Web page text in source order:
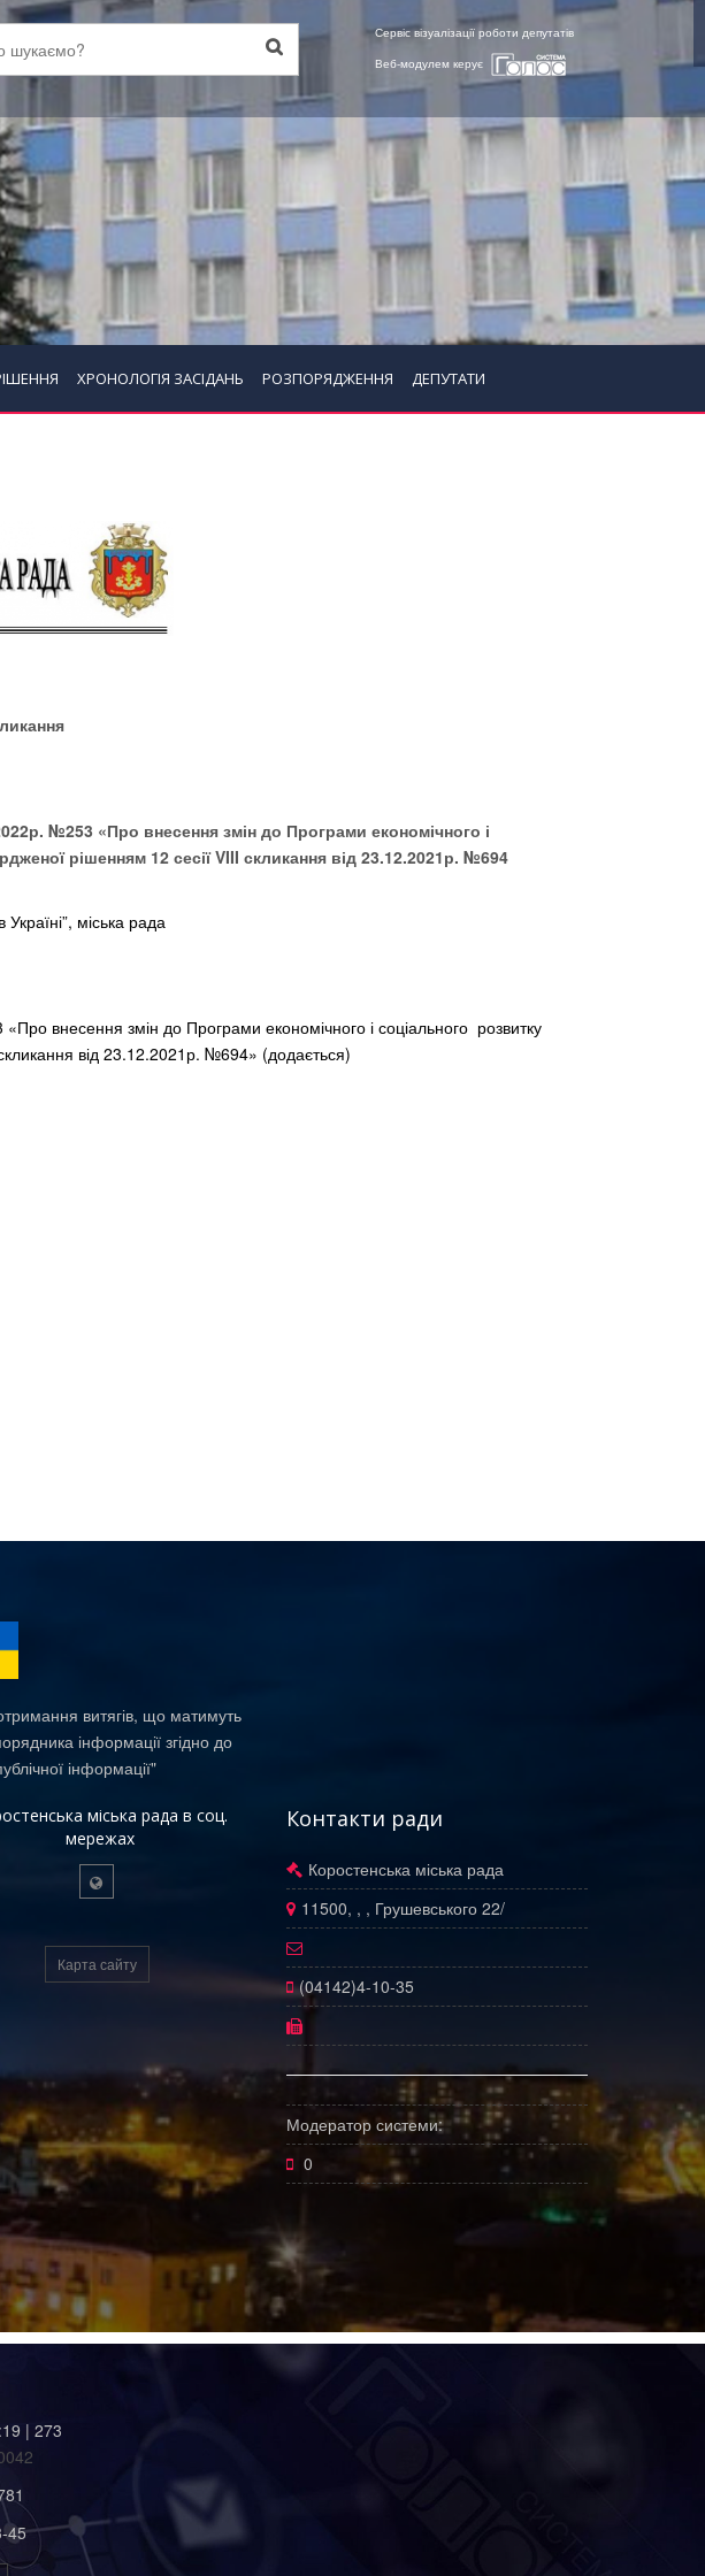
Сервіс візуалізації роботи депутатів
Веб-модулем керує
ХРОНОЛОГІЯ ЗАСІДАНЬ РОЗПОРЯДЖЕННЯ ДЕПУТАТИ
№253 «Про внесення змін до Програми економічного і
рішенням 12 сесіїVIII скликання від 23.12.2021р. №694
міська рада
внесення змін до Програми економічного і соціального розвитку
від 23.12.2021р. №694» (додається)
витягів, що матимуть
інформації згідно до
інформації"
міська рада в соц.
мережах
Карта сайту
Контакти ради
Коростенська міська рада
11500, , , Грушевського 22/
(04142)4-10-35
Модератор системи:
0
| 273
45